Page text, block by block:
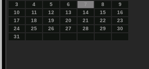
3
4 5 6 7 8
9
10
11 12 13 14 15
16
17
18 19 20 21 22
23
24
25 26 27 28 29
30
31